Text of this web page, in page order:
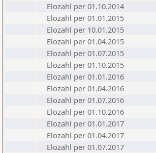
Elozahl per 01.10.2014
Elozahl per 01.01.2015
Elozahl per 10.01.2015
Elozahl per 01.04.2015
Elozahl per 01.07.2015
Elozahl per 01.10.2015
Elozahl per 01.01.2016
Elozahl per 01.04.2016
Elozahl per 01.07.2016
Elozahl per 01.10.2016
Elozahl per 01.01.2017
Elozahl per 01.04.2017
Elozahl per 01.07.2017